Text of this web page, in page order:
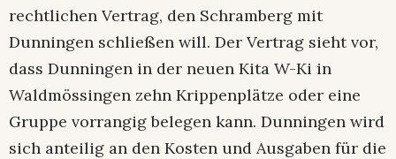
rechtlichen Vertrag, den Schramberg mit
Dunningen schließen will. Der Vertrag sieht vor,
dass Dunningen in der neuen Kita W-Ki in
Waldmössingen zehn Krippenplätze oder eine
Gruppe vorrangig belegen kann. Dunningen wird
sich anteilig an den Kosten und Ausgaben für die